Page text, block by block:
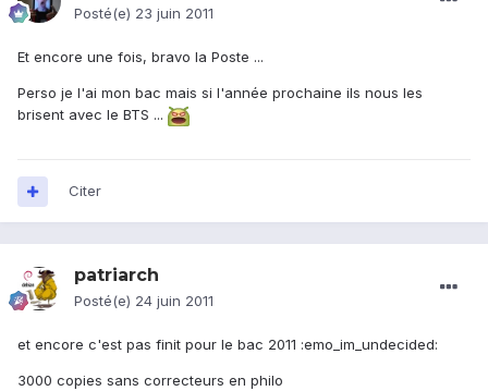
Posté(e) 23 juin 2011
Et encore une fois, bravo la Poste ...
Perso je l'ai mon bac mais si l'année prochaine ils nous les
brisent avec le BTS ...
Citer
patriarch
Posté(e) 24 juin 2011
et encore c'est pas finit pour le bac 2011 :emo_im_undecided:
3000 copies sans correcteurs en philo